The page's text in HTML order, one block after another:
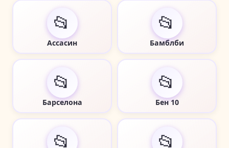
📂
Ассасин
📂
Бамблби
📂
Барселона
📂
Бен 10
📂 📂